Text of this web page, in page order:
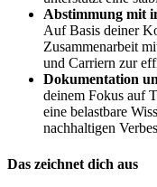
Abstimmung mit
Auf Basis deiner
Zusammenarbeit
und Carriern zur
Dokumentation
deinem Fokus auf
eine belastbare
nachhaltigen
Das zeichnet dich aus